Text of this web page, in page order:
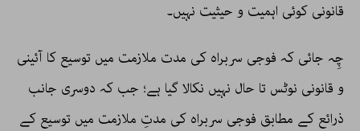
قانونی کوئی اہمیت و حیثیت نہیں۔
چِہ جائی کہ فوجی سربراہ کی مدت ملازمت میں توسیع کا آئینی
و قانونی نوٹس تا حال نہیں نکالا گیا ہے؛ جب کہ دوسری جانب
ذرائع کے مطابق فوجی سربراہ کی مدتِ ملازمت میں توسیع کے